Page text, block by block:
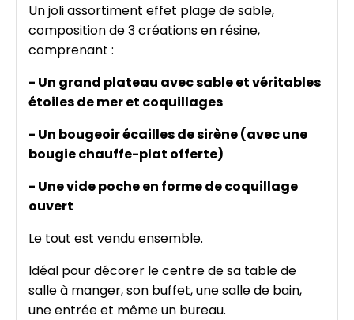
Un joli assortiment effet plage de sable,
composition de 3 créations en résine,
comprenant :
- Un grand plateau avec sable et véritables
étoiles de mer et coquillages
- Un bougeoir écailles de sirène (avec une
bougie chauffe-plat offerte)
- Une vide poche en forme de coquillage
ouvert
Le tout est vendu ensemble.
Idéal pour décorer le centre de sa table de
salle à manger, son buffet, une salle de bain,
une entrée et même un bureau.